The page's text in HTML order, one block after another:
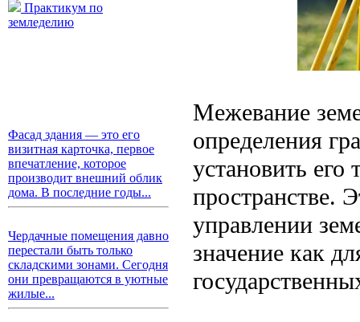
Практикум по
земледелию
Фасад здания — это его
визитная карточка, первое
впечатление, которое
производит внешний облик
дома. В последние годы...
Чердачные помещения давно
перестали быть только
складскими зонами. Сегодня
они превращаются в уютные
жилые...
Межевание
определения
установить
пространстве.
управлении
значение как